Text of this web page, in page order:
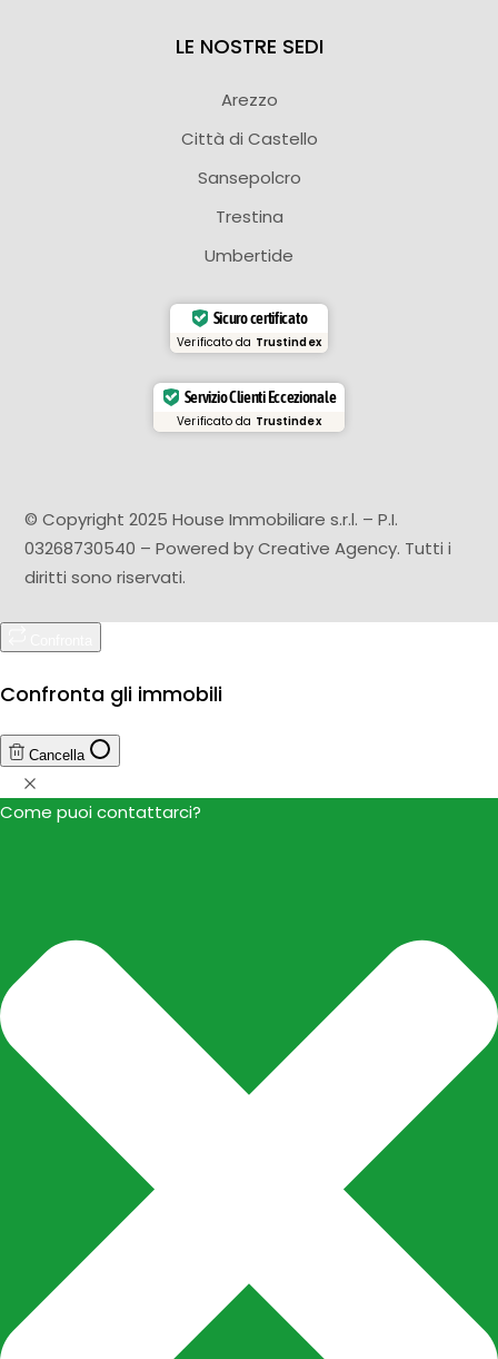
LE NOSTRE SEDI
Arezzo
Città di Castello
Sansepolcro
Trestina
Umbertide
Sicuro certificato
Verificato da Trustindex
Servizio Clienti Eccezionale
Verificato da Trustindex
© Copyright 2025 House Immobiliare s.r.l. – P.I.
03268730540 – Powered byCreative Agency. Tutti i
diritti sono riservati.
Confronta gli immobili
Cancella
Come puoi contattarci?